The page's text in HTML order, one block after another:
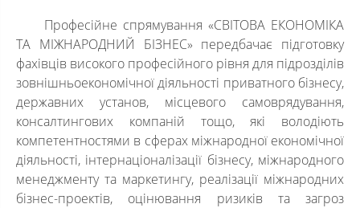
Професійне спрямування «СВІТОВА ЕКОНОМІКА
ТА МІЖНАРОДНИЙ БІЗНЕС» передбачає підготовку
фахівців високого професійного рівня для підрозділів
зовнішньоекономічної діяльності приватного бізнесу,
державних установ, місцевого самоврядування,
консалтингових компаній тощо, які володіють
компетентностями в сферах міжнародної економічної
діяльності, інтернаціоналізації бізнесу, міжнародного
менеджменту та маркетингу, реалізації міжнародних
бізнес-проектів, оцінювання ризиків та загроз